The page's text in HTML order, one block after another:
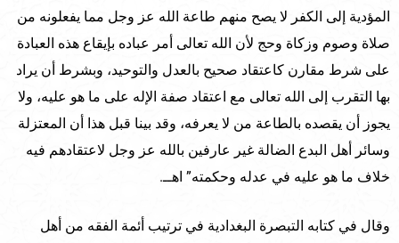
المؤدية إلى الكفر لا يصح منهم طاعة الله عز وجل مما يفعلونه من
صلاة وصوم وزكاة وحج لأن الله تعالى أمر عباده بإيقاع هذه العبادة
على شرط مقارن كاعتقاد صحيح بالعدل والتوحيد، وبشرط أن يراد
بها التقرب إلى الله تعالى مع اعتقاد صفة الإله على ما هو عليه، ولا
يجوز أن يقصده بالطاعة من لا يعرفه، وقد بينا قبل هذا أن المعتزلة
وسائر أهل البدع الضالة غير عارفين بالله عز وجل لاعتقادهم فيه
خلاف ما هو عليه في عدله وحكمته” اهــ.
وقال في كتابه التبصرة البغدادية في ترتيب أئمة الفقه من أهل